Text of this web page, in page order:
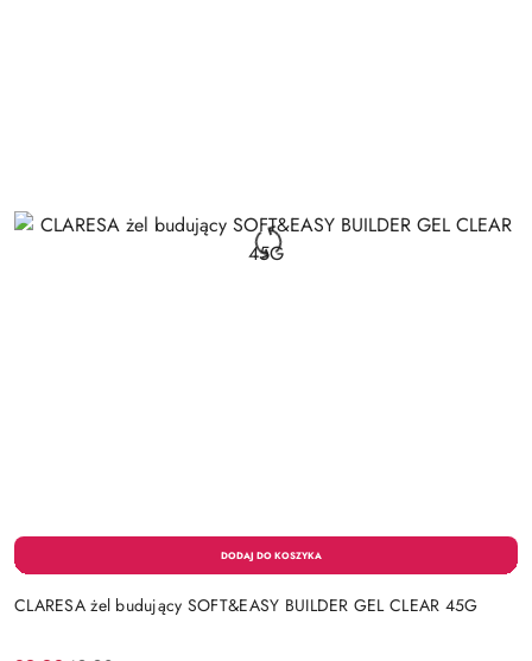
CLARESA żel budujący SOFT&EASY BUILDER GEL CLEAR 45G